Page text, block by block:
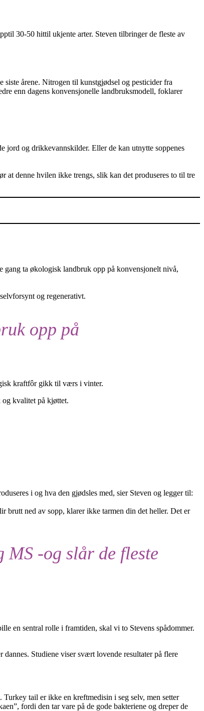
30-50 hittil ukjente arter. Steven tilbringer de fleste av
siste årene. Nitrogen til kunstgjødsel og pesticider fra
enn dagens konvensjonelle landbruksmodell, foklarer
jord og drikkevannskilder. Eller de kan utnytte soppenes
at denne hvilen ikke trengs, slik kan det produseres to til tre
ta økologisk landbruk opp på konvensjonelt nivå,
og regenerativt.
opp på
kraftfôr gikk til værs i vinter.
og kvalitet på kjøttet.
i og hva den gjødsles med, sier Steven og legger til:
brutt ned av sopp, klarer ikke tarmen din det heller. Det er
MS -og slår de fleste
en sentral rolle i framtiden, skal vi to Stevens spådommer.
Studiene viser svært lovende resultater på flere
tail er ikke en kreftmedisin i seg selv, men setter
fordi den tar vare på de gode bakteriene og dreper de